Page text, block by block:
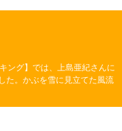
ング】では、上島亜紀さんに
た。かぶを雪に見立てた風流